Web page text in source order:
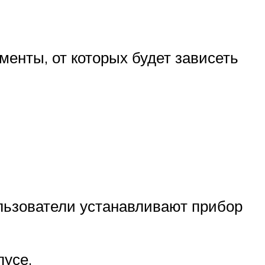
от которых будет зависеть
устанавливают прибор